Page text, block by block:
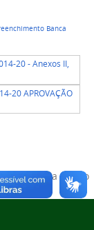
Banca
20 - Anexos II,
20 APROVAÇÃO
Voltar para o topo